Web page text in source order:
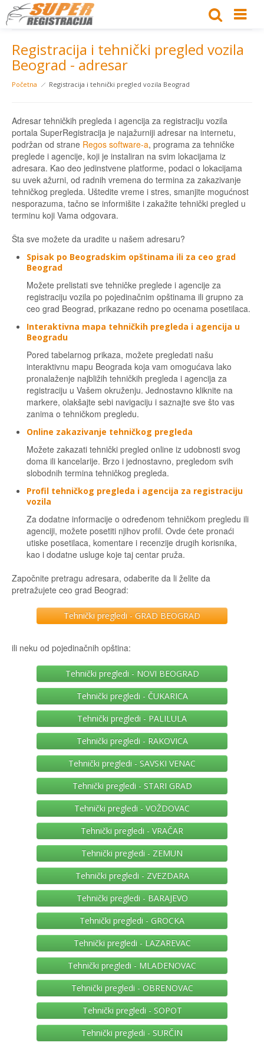
Registracija i tehnički pregled vozila
Beograd - adresar
Početna Registracija i tehnički pregled vozila Beograd
Adresar tehničkih pregleda i agencija za registraciju vozila
portala SuperRegistracija je najažurniji adresar na internetu,
podržan od strane Regos software-a, programa za tehničke
preglede i agencije, koji je instaliran na svim lokacijama iz
adresara. Kao deo jedinstvene platforme, podaci o lokacijama
su uvek ažurni, od radnih vremena do termina za zakazivanje
tehničkog pregleda. Uštedite vreme i stres, smanjite mogućnost
nesporazuma, tačno se informišite i zakažite tehnički pregled u
terminu koji Vama odgovara.
Šta sve možete da uradite u našem adresaru?
Spisak po Beogradskim opštinama ili za ceo grad
Beograd
Možete prelistati sve tehničke preglede i agencije za
registraciju vozila po pojedinačnim opštinama ili grupno za
ceo grad Beograd, prikazane redno po ocenama posetilaca.
Interaktivna mapa tehničkih pregleda i agencija u
Beogradu
Pored tabelarnog prikaza, možete pregledati našu
interaktivnu mapu Beograda koja vam omogućava lako
pronalaženje najbližih tehničkih pregleda i agencija za
registraciju u Vašem okruženju. Jednostavno kliknite na
markere, olakšajte sebi navigaciju i saznajte sve što vas
zanima o tehničkom pregledu.
Online zakazivanje tehničkog pregleda
Možete zakazati tehnički pregled online iz udobnosti svog
doma ili kancelarije. Brzo i jednostavno, pregledom svih
slobodnih termina tehničkog pregleda.
Profil tehničkog pregleda i agencija za registraciju
vozila
Za dodatne informacije o određenom tehničkom pregledu ili
agenciji, možete posetiti njihov profil. Ovde ćete pronaći
utiske posetilaca, komentare i recenzije drugih korisnika,
kao i dodatne usluge koje taj centar pruža.
Započnite pretragu adresara, odaberite da li želite da
pretražujete ceo grad Beograd:
Tehnički pregledi - GRAD BEOGRAD
ili neku od pojedinačnih opština:
Tehnički pregledi - NOVI BEOGRAD
Tehnički pregledi - ČUKARICA
Tehnički pregledi - PALILULA
Tehnički pregledi - RAKOVICA
Tehnički pregledi - SAVSKI VENAC
Tehnički pregledi - STARI GRAD
Tehnički pregledi - VOŽDOVAC
Tehnički pregledi - VRAČAR
Tehnički pregledi - ZEMUN
Tehnički pregledi - ZVEZDARA
Tehnički pregledi - BARAJEVO
Tehnički pregledi - GROCKA
Tehnički pregledi - LAZAREVAC
Tehnički pregledi - MLADENOVAC
Tehnički pregledi - OBRENOVAC
Tehnički pregledi - SOPOT
Tehnički pregledi - SURČIN